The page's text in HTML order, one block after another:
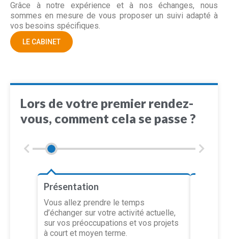
Grâce à notre expérience et à nos échanges, nous
sommes en mesure de vous proposer un suivi adapté à
vos besoins spécifiques.
LE CABINET
Lors de votre premier rendez-
vous, comment cela se passe ?
Présentation
Vous allez prendre le temps
d’échanger sur votre activité actuelle,
sur vos préoccupations et vos projets
à court et moyen terme.